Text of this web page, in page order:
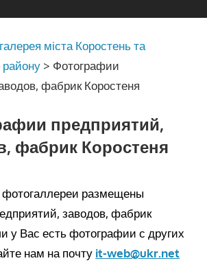
міста Коростень та
району > Фотографии
фабрик Коростеня
предприятий,
фабрик Коростеня
фотогаллереи размещены
заводов, фабрик
у Вас есть фотографии с других
нам на почту it-web@ukr.net